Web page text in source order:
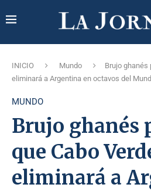
INICIO Mundo
Brujo ghanés
eliminará a Argentina en octavos del
MUNDO
Brujo ghanés
que Cabo
eliminará a